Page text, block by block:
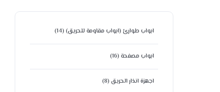
ابواب طوارئ (ابواب مقاومة للحريق) (14)
ابواب مصفحة (16)
اجهزة انذار الحريق (8)